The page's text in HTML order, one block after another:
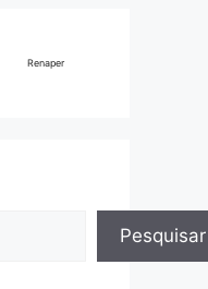
Renaper
Pesquisar